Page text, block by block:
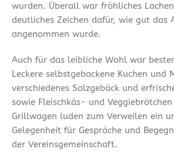
wurden. Überall war fröhliches
deutliches Zeichen dafür, wie gut das
angenommen wurde.
Auch für das leibliche Wohl war
Leckere selbstgebackene Kuchen und
verschiedenes Salzgebäck und
sowie Fleischkäs- und
Grillwagen luden zum Verweilen ein
Gelegenheit für Gespräche und
der Vereinsgemeinschaft.